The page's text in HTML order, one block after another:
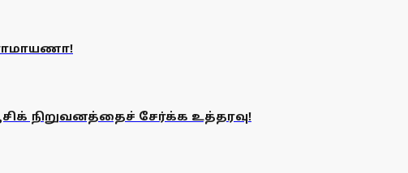
நிறுவனத்தைச் சேர்க்க உத்தரவு!